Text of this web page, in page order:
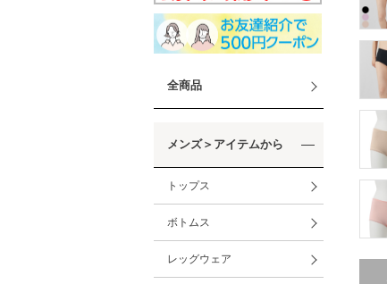
全商品
メンズ＞アイテムから
トップス
ボトムス
レッグウェア